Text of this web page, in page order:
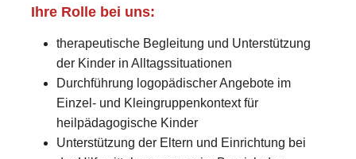
Ihre Rolle bei uns:
therapeutische Begleitung und Unterstützung
der Kinder in Alltagssituationen
Durchführung logopädischer Angebote im
Einzel- und Kleingruppenkontext für
heilpädagogische Kinder
Unterstützung der Eltern und Einrichtung bei